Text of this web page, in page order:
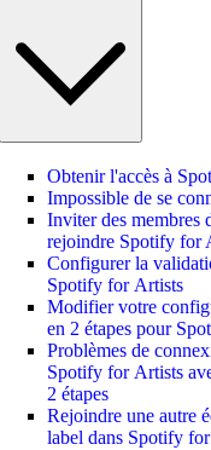
Obtenir l'accès à
Impossible de se
Inviter des membres
rejoindre Spotify for
Configurer la
Spotify for Artists
Modifier votre
en 2 étapes pour
Problèmes de
Spotify for Artists
2 étapes
Rejoindre une autre
label dans Spotify